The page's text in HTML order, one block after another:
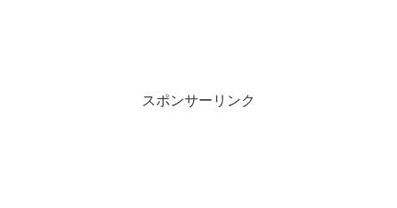
スポンサーリンク